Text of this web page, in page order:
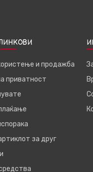
и продажба
приватност
за друг